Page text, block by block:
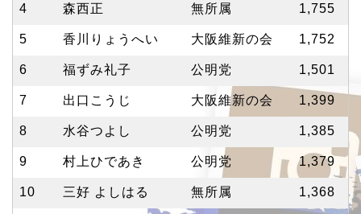
4 森西正 無所属 1,755
5 香川りょうへい 大阪維新の会 1,752
6 福ずみ礼子 公明党 1,501
7 出口こうじ 大阪維新の会 1,399
8 水谷つよし 公明党 1,385
9 村上ひであき 公明党 1,379
10 三好 よしはる 無所属 1,368